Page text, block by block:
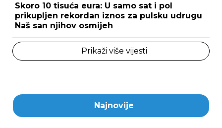
Skoro 10 tisuća eura: U samo sat i pol
prikupljen rekordan iznos za pulsku udrugu
Naš san njihov osmijeh
Prikaži više vijesti
Najnovije